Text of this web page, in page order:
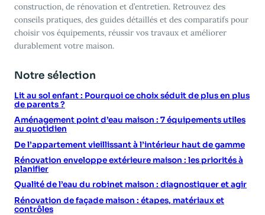
construction, de rénovation et d’entretien. Retrouvez des
conseils pratiques, des guides détaillés et des comparatifs pour
choisir vos équipements, réussir vos travaux et améliorer
durablement votre maison.
Notre sélection
Lit au sol enfant : Pourquoi ce choix séduit de plus en plus
de parents ?
Aménagement point d’eau maison : 7 équipements utiles
au quotidien
De l’appartement vieillissant à l’intérieur haut de gamme
Rénovation enveloppe extérieure maison : les priorités à
planifier
Qualité de l’eau du robinet maison : diagnostiquer et agir
Rénovation de façade maison : étapes, matériaux et
contrôles